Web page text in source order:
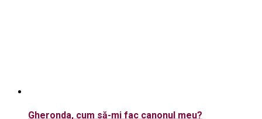
Gheronda, cum să-mi fac canonul meu?